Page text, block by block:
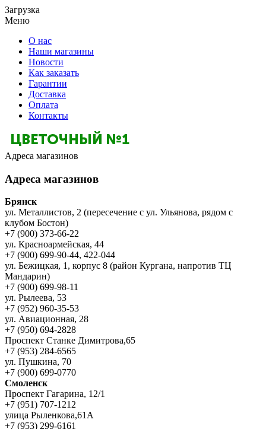
Загрузка
Меню
О нас
Наши магазины
Новости
Как заказать
Гарантии
Доставка
Оплата
Контакты
Адреса магазинов
Адреса магазинов
Брянск
ул. Металлистов, 2 (пересечение с ул. Ульянова, рядом с
клубом Бостон)
+7 (900) 373-66-22
ул. Красноармейская, 44
+7 (900) 699-90-44, 422-044
ул. Бежицкая, 1, корпус 8 (район Кургана, напротив ТЦ
Мандарин)
+7 (900) 699-98-11
ул. Рылеева, 53
+7 (952) 960-35-53
ул. Авиационная, 28
+7 (950) 694-2828
Проспект Станке Димитрова,65
+7 (953) 284-6565
ул. Пушкина, 70
+7 (900) 699-0770
Смоленск
Проспект Гагарина, 12/1
+7 (951) 707-1212
улица Рыленкова,61А
+7 (953) 299-6161